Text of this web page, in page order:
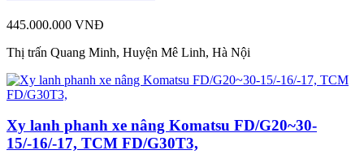
445.000.000 VNĐ
Thị trấn Quang Minh, Huyện Mê Linh, Hà Nội
Xy lanh phanh xe nâng Komatsu FD/G20~30-
15/-16/-17, TCM FD/G30T3,